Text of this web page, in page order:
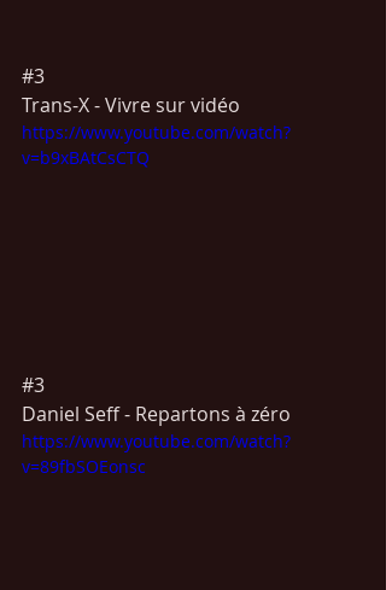
#3
Trans-X - Vivre sur vidéo
https://www.youtube.com/watch?
v=b9xBAtCsCTQ
#3
Daniel Seff - Repartons à zéro
https://www.youtube.com/watch?
v=89fbSOEonsc